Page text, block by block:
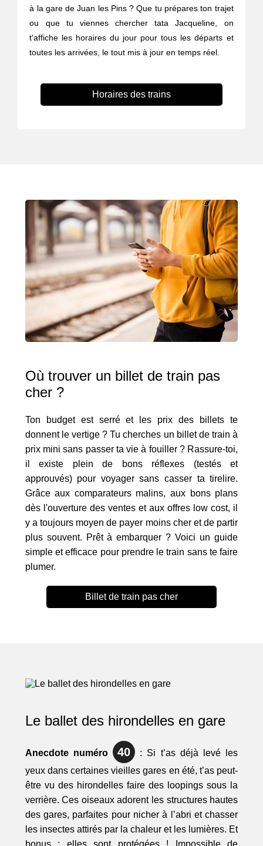
à la gare de Juan les Pins ? Que tu prépares ton trajet
ou que tu viennes chercher tata Jacqueline, on
t'affiche les horaires du jour pour tous les départs et
toutes les arrivées, le tout mis à jour en temps réel.
Horaires des trains
Où trouver un billet de train pas
cher ?
Ton budget est serré et les prix des billets te
donnent le vertige ? Tu cherches un billet de train à
prix mini sans passer ta vie à fouiller ? Rassure-toi,
il existe plein de bons réflexes (testés et
approuvés) pour voyager sans casser ta tirelire.
Grâce aux comparateurs malins, aux bons plans
dès l'ouverture des ventes et aux offres low cost, il
y a toujours moyen de payer moins cher et de partir
plus souvent. Prêt à embarquer ? Voici un guide
simple et efficace pour prendre le train sans te faire
plumer.
Billet de train pas cher
Le ballet des hirondelles en gare
Anecdote numéro 40
: Si t’as déjà levé les
yeux dans certaines vieilles gares en été, t’as peut-
être vu des hirondelles faire des loopings sous la
verrière. Ces oiseaux adorent les structures hautes
des gares, parfaites pour nicher à l’abri et chasser
les insectes attirés par la chaleur et les lumières. Et